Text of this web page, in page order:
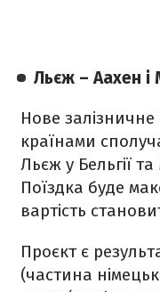
Льєж – Аахен і
Нове
країнами
Льєж у Бельгії
Поїздка буде
вартість
Проєкт є
(частина